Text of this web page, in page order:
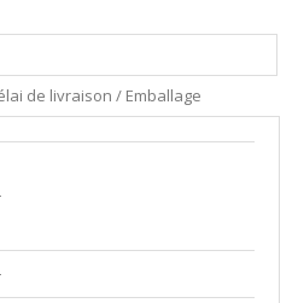
de livraison / Emballage